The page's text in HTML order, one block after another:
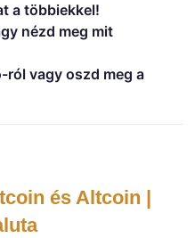
a többiekkel!
nézd meg mit
ról vagy oszd meg a
és Altcoin |